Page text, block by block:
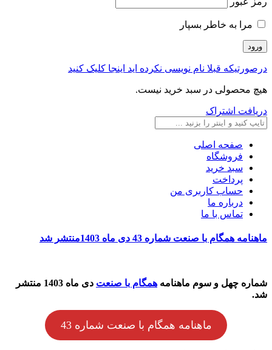
مرا به خاطر بسپار
درصورتیکه قبلا نام نویسی نکرده اید اینجا کلیک کنید
هیچ محصولی در سبد خرید نیست.
دریافت اشتراک
صفحه اصلی
فروشگاه
سبد خرید
پرداخت
حساب کاربری من
درباره ما
تماس با ما
ماهنامه همگام با صنعت شماره 43 دی ماه 1403منتشر شد
شماره چهل و سوم ماهنامه همگام با صنعت
دی ماه 1403 منتشر
شد.
ماهنامه همگام با صنعت شماره 43